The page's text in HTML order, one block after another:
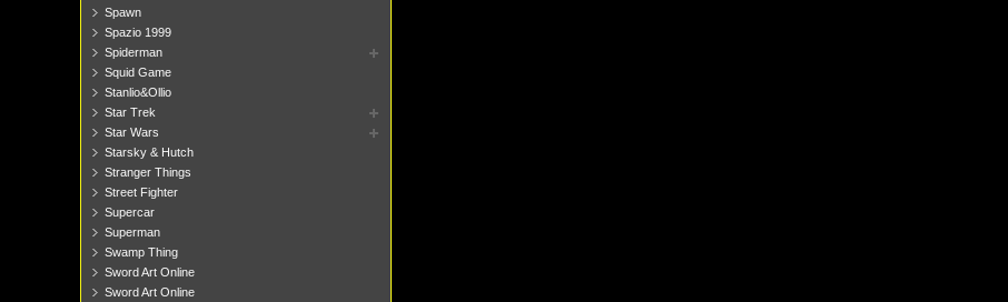
Spawn
Spazio 1999
Spiderman
Squid Game
Stanlio&Ollio
Star Trek
Star Wars
Starsky & Hutch
Stranger Things
Street Fighter
Supercar
Superman
Swamp Thing
Sword Art Online
Sword Art Online